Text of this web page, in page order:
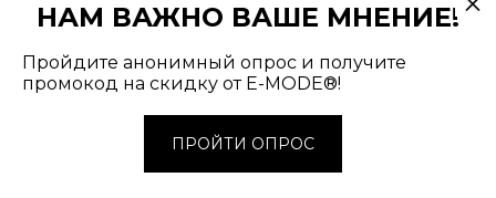
Обращаем ваше внимание на то, что
информация, приведённая в научных
работах, не может служить основанием для
самолечения. Мы не пишем статьи на
НАМ ВАЖНО ВАШЕ МНЕНИЕ!
Пройдите анонимный опрос и получите
промокод на скидку от E-MODE®!
ПРОЙТИ ОПРОС